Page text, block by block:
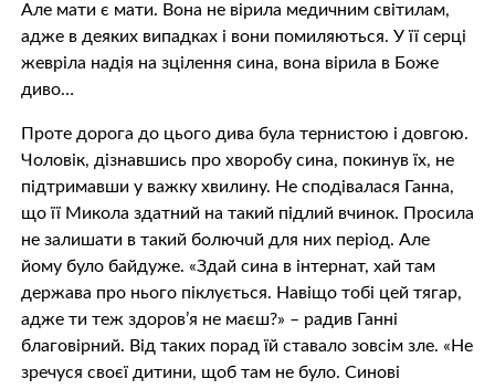
Але мати є мати. Вона не вірила медичним світилам,
адже в деяких випадках і вони помиляються. У її серці
жевріла надія на зцілення сина, вона вірила в Боже
диво…
Проте дорога до цього дива була тернистою і довгою.
Чоловік, дізнавшись про хворобу сина, покинув їх, не
підтримавши у важку хвилину. Не сподівалася Ганна,
що її Микола здатний на такий підлий вчинок. Просила
не залишати в такий бoлючuй для них період. Але
йому було байдуже. «Здай сина в інтернат, хай там
держава про нього піклується. Навіщо тобі цей тягар,
адже ти теж здоров’я не маєш?» – радив Ганні
благовірний. Від таких порад їй ставало зовсім зле. «Не
зречуся своєї дитини, щоб там не було. Синові